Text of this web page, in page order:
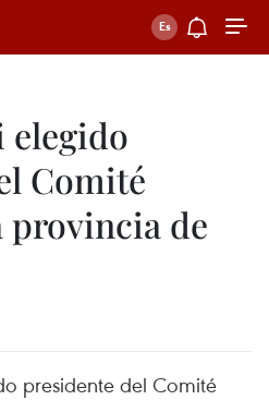
elegido
Comité
provincia de
presidente del Comité